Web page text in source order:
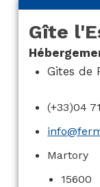
Gîte
Gites de
(+33)04
Martory
15600